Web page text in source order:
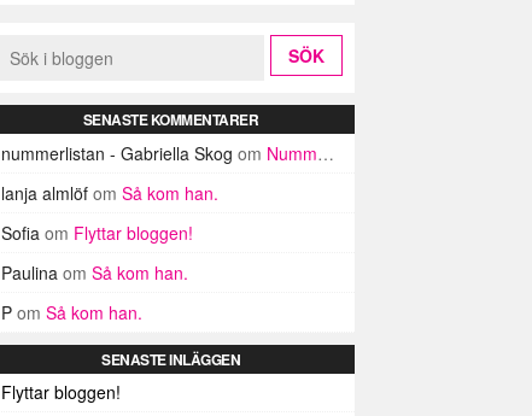
SENASTE KOMMENTARER
nummerlistan - Gabriella Skog om Nummerlistan
lanja almlöf om Så kom han.
Sofia om Flyttar bloggen!
Paulina om Så kom han.
P om Så kom han.
SENASTE INLÄGGEN
Flyttar bloggen!